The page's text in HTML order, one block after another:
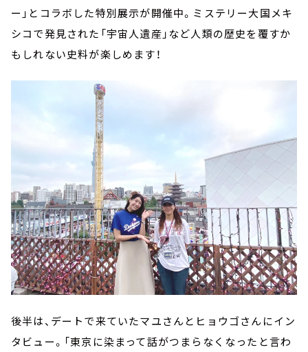
ー」とコラボした特別展示が開催中。ミステリー大国メキ
シコで発見された「宇宙人遺産」など人類の歴史を覆すか
もしれない史料が楽しめます！
後半は、デートで来ていたマユさんとヒョウゴさんにイン
タビュー。「東京に染まって話がつまらなくなったと言わ